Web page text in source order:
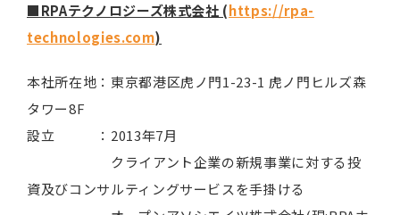
■RPAテクノロジーズ株式会社 (https://rpa-
technologies.com)
本社所在地：東京都港区虎ノ門1-23-1 虎ノ門ヒルズ森
タワー8F
設立 ：2013年7月
クライアント企業の新規事業に対する投
資及びコンサルティングサービスを手掛ける